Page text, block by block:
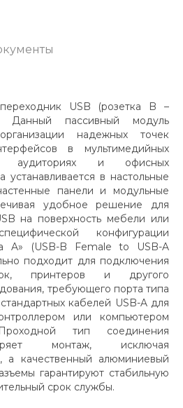
переходник USB (розетка B –
Данный пассивный модуль
надежных точек
в мультимедийных
аудиториях и офисных
устанавливается в настольные
панели и модульные
удобное решение для
на поверхность мебели или
конфигурации
A» (USB-B Female to USB-A
подходит для подключения
принтеров и другого
требующего порта типа
кабелей USB-A для
или компьютером
тип соединения
монтаж, исключая
а качественный алюминиевый
гарантируют стабильную
срок службы.